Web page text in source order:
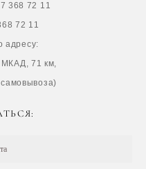
368 72 11
72 11
адресу:
МКАД, 71 км,